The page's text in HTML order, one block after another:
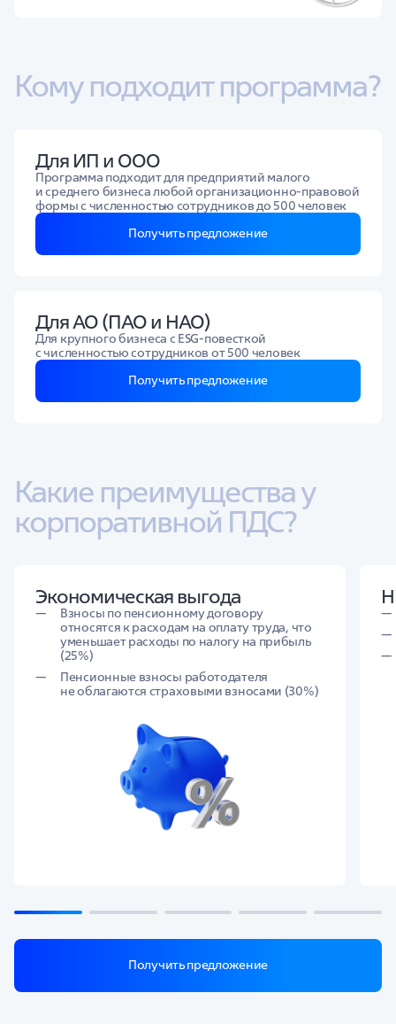
Кому подходит программа?
Для ИП и ООО
Программа подходит для предприятий малого
и среднего бизнеса любой организационно‑правовой
формы с численностью сотрудников до 500 человек
Получить предложение
Для АО (ПАО и НАО)
Для крупного бизнеса с ESG‑повесткой
с численностью сотрудников от 500 человек
Получить предложение
Какие преимущества у
корпоративной ПДС?
Экономическая выгода
Взносы по пенсионному договору
относятся к расходам на оплату труда, что
уменьшает расходы по налогу на прибыль
(25%)
Пенсионные взносы работодателя
не облагаются страховыми взносами (30%)
Получить предложение